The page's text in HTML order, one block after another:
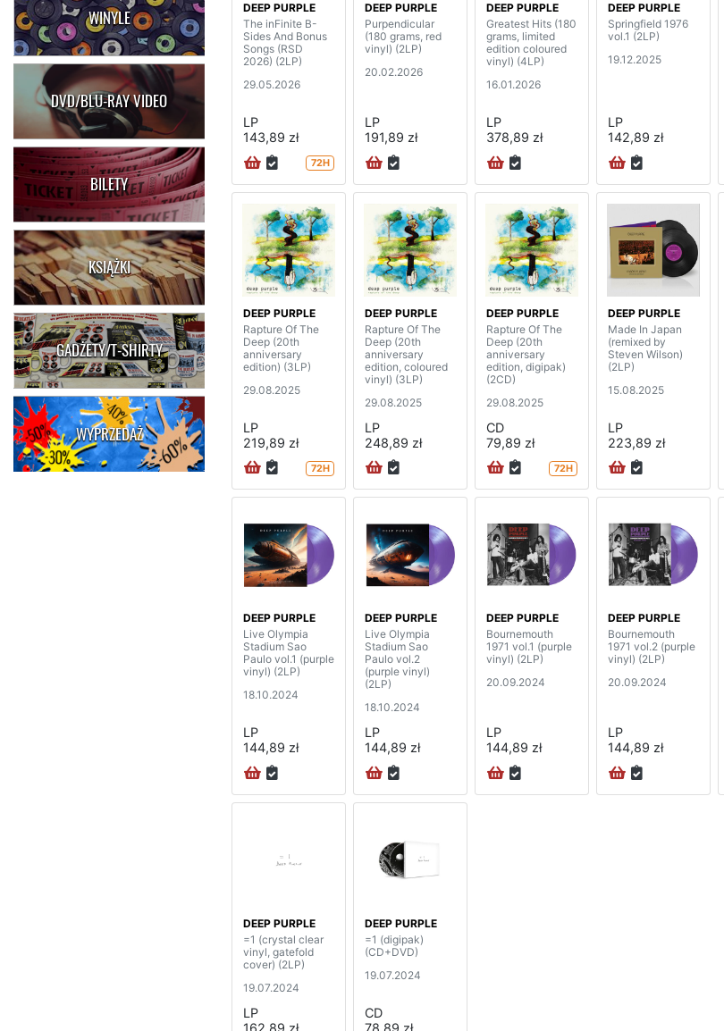
WINYLE
DVD/BLU-RAY VIDEO
BILETY
KSIĄŻKI
GADŻETY/T-SHIRTY
WYPRZEDAŻ
DEEP PURPLE
The inFinite B-
Sides And Bonus
Songs (RSD
2026) (2LP)
29.05.2026
LP
143,89 zł
72H
DEEP PURPLE
Purpendicular
(180 grams, red
vinyl) (2LP)
20.02.2026
LP
191,89 zł
DEEP PURPLE
Greatest Hits (180
grams, limited
edition coloured
vinyl) (4LP)
16.01.2026
LP
378,89 zł
DEEP PURPLE
Springfield 1976
vol.1 (2LP)
19.12.2025
LP
142,89 zł
DEEP PURPLE
Rapture Of The
Deep (20th
anniversary
edition) (3LP)
29.08.2025
LP
219,89 zł
72H
DEEP PURPLE
Rapture Of The
Deep (20th
anniversary
edition, coloured
vinyl) (3LP)
29.08.2025
LP
248,89 zł
DEEP PURPLE
Rapture Of The
Deep (20th
anniversary
edition, digipak)
(2CD)
29.08.2025
CD
79,89 zł
72H
DEEP PURPLE
Made In Japan
(remixed by
Steven Wilson)
(2LP)
15.08.2025
LP
223,89 zł
DEEP PURPLE
Live Olympia
Stadium Sao
Paulo vol.1 (purple
vinyl) (2LP)
18.10.2024
LP
144,89 zł
DEEP PURPLE
Live Olympia
Stadium Sao
Paulo vol.2
(purple vinyl)
(2LP)
18.10.2024
LP
144,89 zł
DEEP PURPLE
Bournemouth
1971 vol.1 (purple
vinyl) (2LP)
20.09.2024
LP
144,89 zł
DEEP PURPLE
Bournemouth
1971 vol.2 (purple
vinyl) (2LP)
20.09.2024
LP
144,89 zł
DEEP PURPLE
=1 (crystal clear
vinyl, gatefold
cover) (2LP)
19.07.2024
LP
162,89 zł
DEEP PURPLE
=1 (digipak)
(CD+DVD)
19.07.2024
CD
78,89 zł